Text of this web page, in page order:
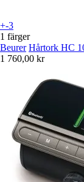
+-3
1 färger
Beurer Hårtork HC
1 760,00 kr